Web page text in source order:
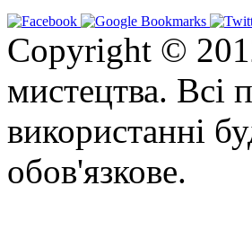
Copyright ©
мистецтва. Всі
використанні
обов'язкове.